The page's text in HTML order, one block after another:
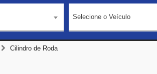
Selecione o Veículo
Cilindro de Roda